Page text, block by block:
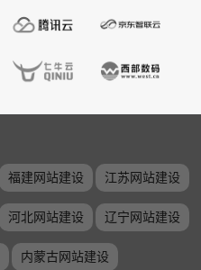
福建网站建设 江苏网站建设
河北网站建设 辽宁网站建设
内蒙古网站建设